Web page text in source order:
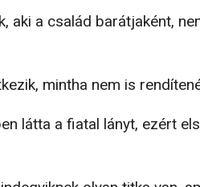
aki a család barátjaként,
mintha nem is
látta a fiatal lányt, ezért